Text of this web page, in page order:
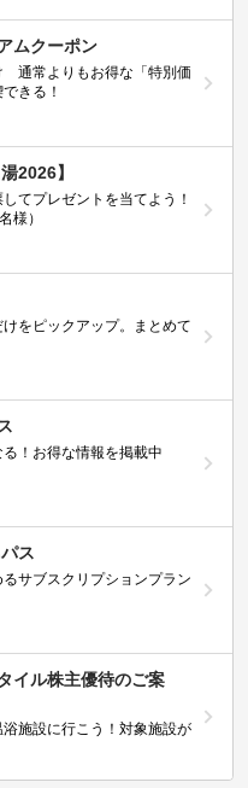
ムクーポン
通常よりもお得な「特別価
きる！
2026】
てプレゼントを当てよう！
様）
をピックアップ。まとめて
！お得な情報を掲載中
ス
サブスクリプションプラン
イル株主優待のご案
施設に行こう！対象施設が